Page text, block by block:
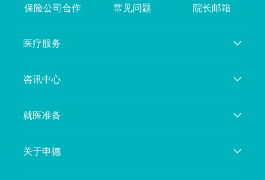
保险公司合作 常见问题 院长邮箱
医疗服务
咨讯中心
就医准备
关于申德